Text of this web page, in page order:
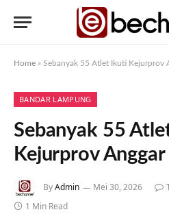
Home » Sebanyak 55 Atlet Ikuti Kejurprov
BANDAR LAMPUNG
Sebanyak 55
Kejurprov
ByAdmin Mei 30, 2026
1 Min Read